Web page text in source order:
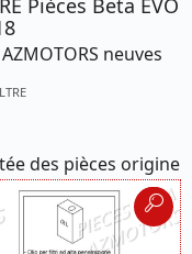
Pièces Beta EVO
neuves
des pièces origine